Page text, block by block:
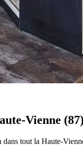
Vienne (87)
tout la Haute-